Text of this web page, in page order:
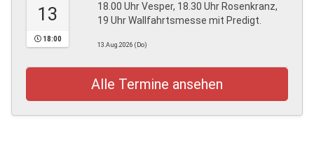
13
18:00
18.00 Uhr Vesper, 18.30 Uhr Rosenkranz,
19 Uhr Wallfahrtsmesse mit Predigt.
13.Aug.2026 (Do)
Alle Termine ansehen